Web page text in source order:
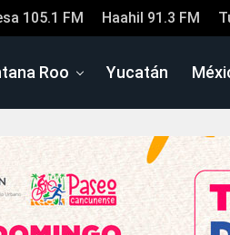
105.1 FM Haahil 91.3 FM
Roo Yucatán